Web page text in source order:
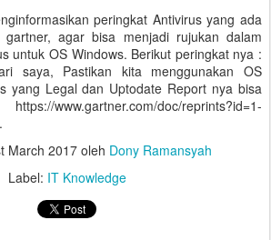
peringkat Antivirus yang ada
agar bisa menjadi rujukan dalam
untuk OS Windows. Berikut peringkat nya :
saya, Pastikan kita menggunakan OS
yang Legal dan Uptodate Report nya bisa
www.gartner.com/doc/reprints?id=1-
March 2017 oleh Dony Ramansyah
Label: IT Knowledge